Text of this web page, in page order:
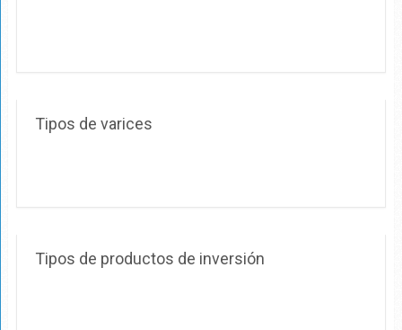
Tipos de varices
Tipos de productos de inversión